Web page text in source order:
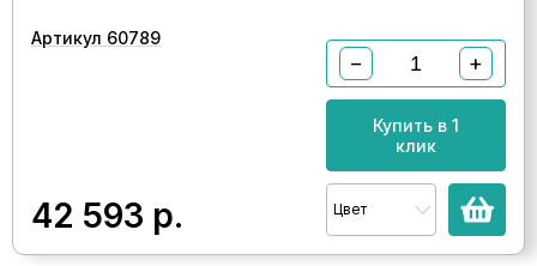
Артикул 60789
42 593 р.
− +
Купить в 1
клик
Цвет